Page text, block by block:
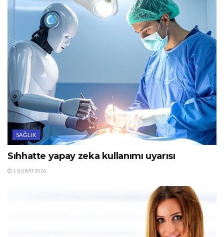
SAĞLIK
Sıhhatte yapay zeka kullanımı uyarısı
1 ŞUBAT 2026